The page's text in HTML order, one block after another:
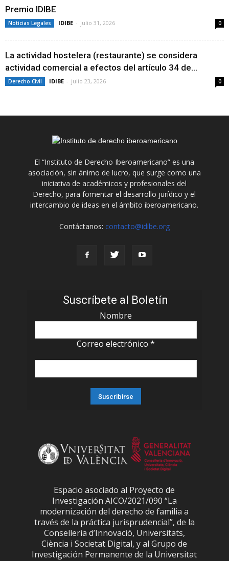
Premio IDIBE
Noticias Legales IDIBE - julio 31, 2026 0
La actividad hostelera (restaurante) se considera
actividad comercial a efectos del artículo 34 de...
Derecho Civil IDIBE - julio 23, 2026 0
El “Instituto de Derecho Iberoamericano” es una
asociación, sin ánimo de lucro, que surge como una
iniciativa de académicos y profesionales del
Derecho, para fomentar el desarrollo jurídico y el
intercambio de ideas en el ámbito iberoamericano.
Contáctanos: contacto@idibe.org
Suscríbete al Boletín
Nombre
Correo electrónico *
Espacio asociado al Proyecto de
Investigación AICO/2021/090 “La
modernización del derecho de familia a
través de la práctica jurisprudencial”, de la
Conselleria d’Innovació, Universitats,
Ciència i Societat Digital, y al Grupo de
Investigación Permanente de la Universitat